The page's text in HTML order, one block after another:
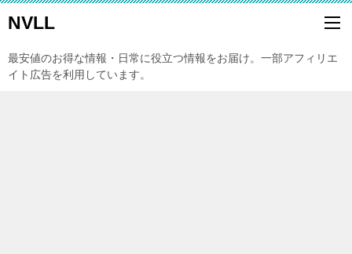
NVLL
最安値のお得な情報・日常に役立つ情報をお届け。一部アフィリエ
イト広告を利用しています。